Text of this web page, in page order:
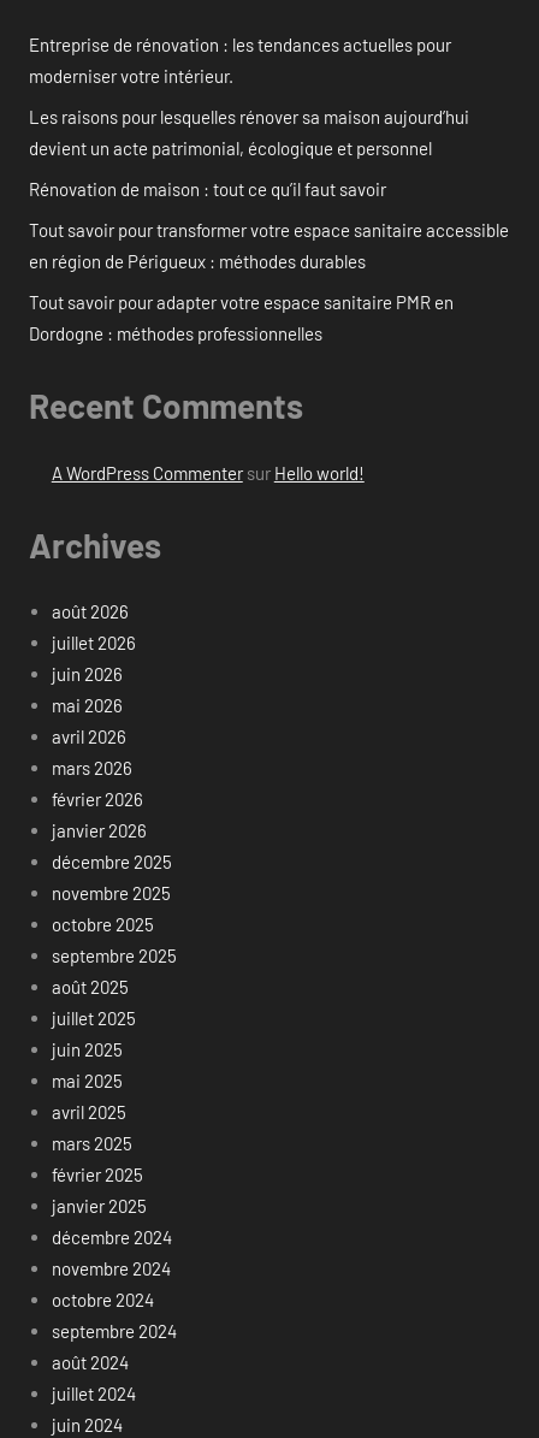
Entreprise de rénovation : les tendances actuelles pour
moderniser votre intérieur.
Les raisons pour lesquelles rénover sa maison aujourd’hui
devient un acte patrimonial, écologique et personnel
Rénovation de maison : tout ce qu’il faut savoir
Tout savoir pour transformer votre espace sanitaire accessible
en région de Périgueux : méthodes durables
Tout savoir pour adapter votre espace sanitaire PMR en
Dordogne : méthodes professionnelles
Recent Comments
A WordPress Commentersur Hello world!
Archives
août 2026
juillet 2026
juin 2026
mai 2026
avril 2026
mars 2026
février 2026
janvier 2026
décembre 2025
novembre 2025
octobre 2025
septembre 2025
août 2025
juillet 2025
juin 2025
mai 2025
avril 2025
mars 2025
février 2025
janvier 2025
décembre 2024
novembre 2024
octobre 2024
septembre 2024
août 2024
juillet 2024
juin 2024